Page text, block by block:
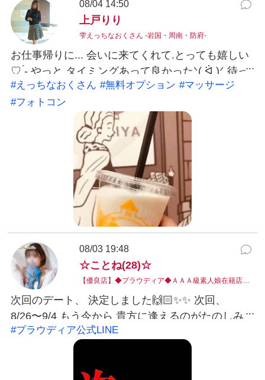
08/04 14:50
上戸りり
雫えっちなおくさん -岩国・周南・防府-
お仕事帰りに... 会いに来てくれて.とっても嬉しい
♡ ̖́- やっと タイミングあって良かったᐠ( ᐛ )ᐟ 待っ
ててくれて有難う(⸝ᵕᴗᵕ⸝⸝)❤︎ いつも 優しくしてく
れて..本当に感謝です.′ 相変わらず 🍻大好きだよね
で下さいね‎ꧦ𐅁𐀸𐋠𛰙᭜𖫴𖫰𖫱𖫳𖫲𖫲𖫳𖫴𖫰𖫱꛰ﯩᩝ︪᭜𖫴𖫰𖫱𖫳𖫲𖫲𖫳𖫴𖫰𖫱꛰ީᩝ𛰚 また 楽しみに待ってますね
•*¨*•.¸♬︎ ありがとうございました(*ᴗ͈ˬᴗ͈)ꕤ*.ﾟ •
───── ✾ ───── • 今日も暑い🫠🫠🫠 なので..す
きカフェの🥤Shake 美味しい( ᐛ )ﾍﾍｯ 皆さんも 水
分補給しっかりとって下さいね.′ #えっちなおくさ
ん #無料オプション #マッサージ #フォトコン
#えっちなおくさん #無料オプション #マッサージ
#フォトコン
08/03 19:48
☆ことね(28)☆
【優良店】◆プラウディア◆ＡＡＡ級素人娘在籍店…
次回のデート、 決定しました🙌🏻✨✨ 次回、
8/26〜9/4 もう今から 貴方に逢えるのがたのしみ
です💗 🫧琴音🫧 LINEID:kotone@yamaguchi-
proudia #プラウディア公式LINE：@038ukvzr
#プラウディア公式LINE